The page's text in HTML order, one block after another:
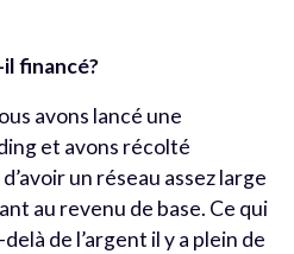
financé?
avons lancé une
et avons récolté
un réseau assez large
au revenu de base. Ce qui
de l’argent il y a plein de